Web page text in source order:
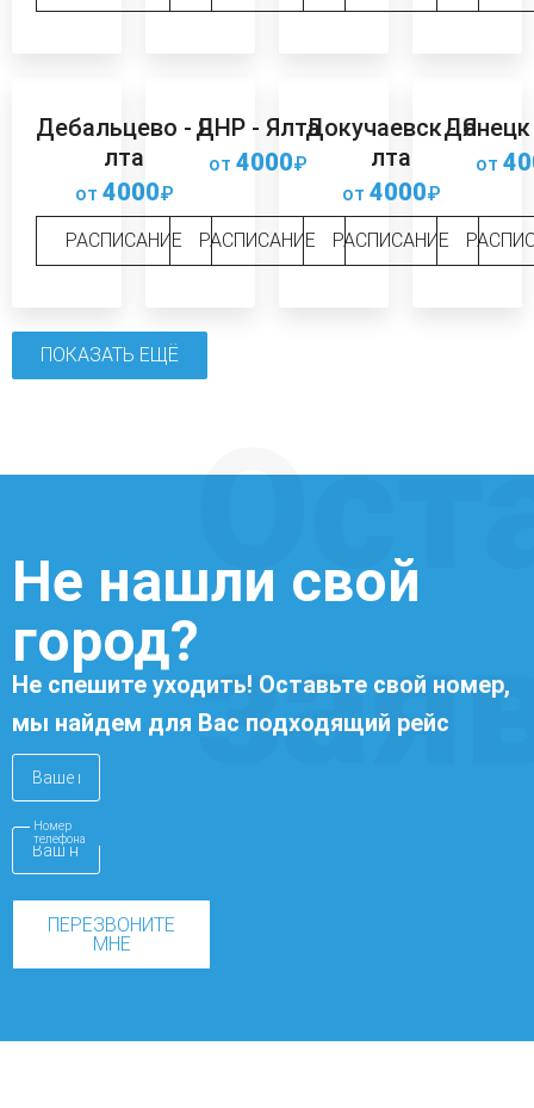
Дебальцево - Я
лта
от 4000₽
РАСПИСАНИЕ
ДНР - Ялта
от 4000₽
РАСПИСАНИЕ
Докучаевск - Я
лта
от 4000₽
РАСПИСАНИЕ
от
ПОКАЗАТЬ ЕЩЁ
Не нашли свой
город?
Не спешите уходить! Оставьте свой номер,
мы найдем для Вас подходящий рейс
Номер
телефона
ПЕРЕЗВОНИТЕ
МНЕ